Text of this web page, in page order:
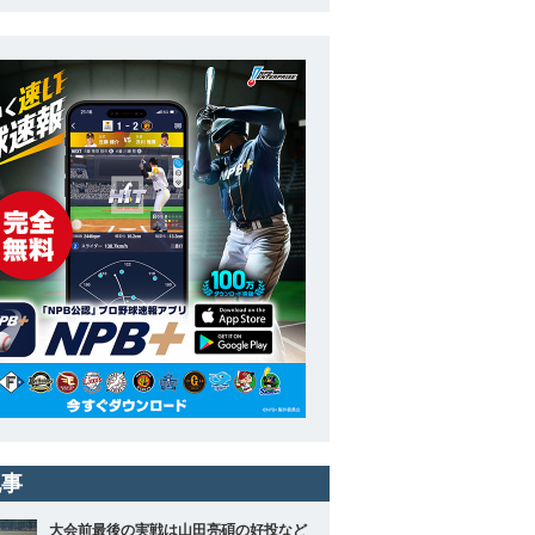
大会前最後の実戦は山田亮碩の好投など